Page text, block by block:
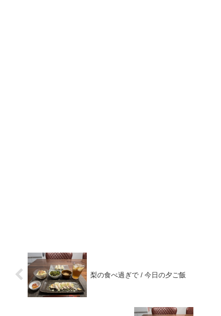
梨の食べ過ぎで / 今日の夕ご飯